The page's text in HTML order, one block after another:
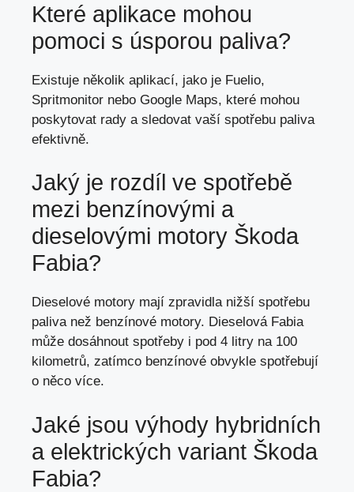
Které aplikace mohou
pomoci s úsporou paliva?
Existuje několik aplikací, jako je Fuelio,
Spritmonitor nebo Google Maps, které mohou
poskytovat rady a sledovat vaší spotřebu paliva
efektivně.
Jaký je rozdíl ve spotřebě
mezi benzínovými a
dieselovými motory Škoda
Fabia?
Dieselové motory mají zpravidla nižší spotřebu
paliva než benzínové motory. Dieselová Fabia
může dosáhnout spotřeby i pod 4 litry na 100
kilometrů, zatímco benzínové obvykle spotřebují
o něco více.
Jaké jsou výhody hybridních
a elektrických variant Škoda
Fabia?